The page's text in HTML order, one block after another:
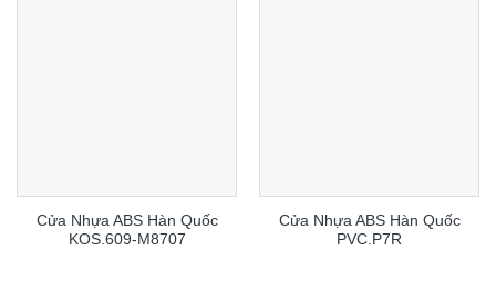
Cửa Nhựa ABS Hàn Quốc
KOS.609-M8707
Cửa Nhựa ABS Hàn Quốc
PVC.P7R